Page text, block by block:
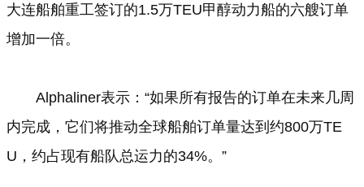
大连船舶重工签订的1.5万TEU甲醇动力船的六艘订单
增加一倍。
Alphaliner表示：“如果所有报告的订单在未来几周
内完成，它们将推动全球船舶订单量达到约800万TE
U，约占现有船队总运力的34%。”